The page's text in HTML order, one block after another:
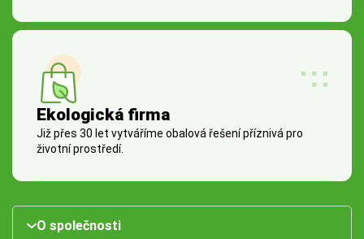
Ekologická firma
Již přes 30 let vytváříme obalová řešení příznivá pro
životní prostředí.
O společnosti